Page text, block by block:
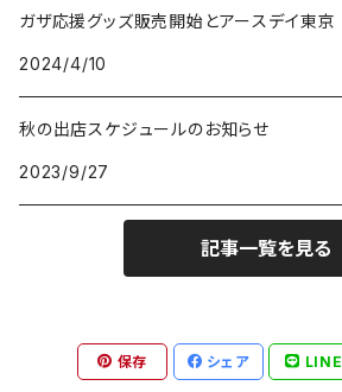
ガザ応援グッズ販売開始とアースデイ東京
2024/4/10
秋の出店スケジュールのお知らせ
2023/9/27
記事一覧を見る
保存 シェア LINE